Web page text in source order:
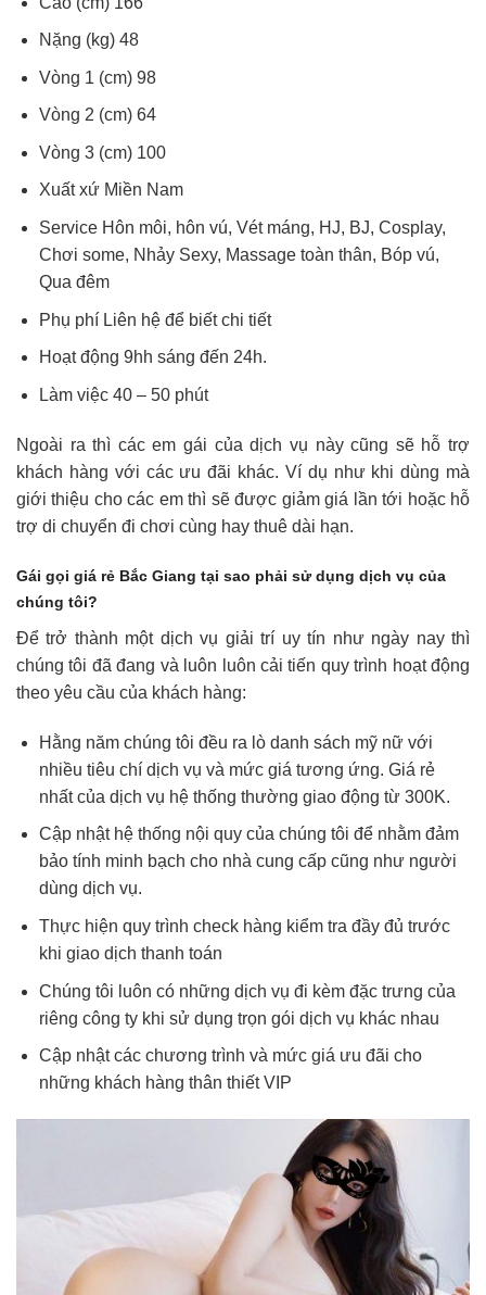
Nặng (kg) 48
Vòng 1 (cm) 98
Vòng 2 (cm) 64
Vòng 3 (cm) 100
Xuất xứ Miền Nam
Service Hôn môi, hôn vú, Vét máng, HJ, BJ, Cosplay,
Chơi some, Nhảy Sexy, Massage toàn thân, Bóp vú,
Qua đêm
Phụ phí Liên hệ để biết chi tiết
Hoạt động 9hh sáng đến 24h.
Làm việc 40 – 50 phút
Ngoài ra thì các em gái của dịch vụ này cũng sẽ hỗ trợ
khách hàng với các ưu đãi khác. Ví dụ như khi dùng mà
giới thiệu cho các em thì sẽ được giảm giá lần tới hoặc hỗ
trợ di chuyển đi chơi cùng hay thuê dài hạn.
Gái gọi giá rẻ Bắc Giang tại sao phải sử dụng dịch vụ của
chúng tôi?
Để trở thành một dịch vụ giải trí uy tín như ngày nay thì
chúng tôi đã đang và luôn luôn cải tiến quy trình hoạt động
theo yêu cầu của khách hàng:
Hằng năm chúng tôi đều ra lò danh sách mỹ nữ với
nhiều tiêu chí dịch vụ và mức giá tương ứng. Giá rẻ
nhất của dịch vụ hệ thống thường giao động từ 300K.
Cập nhật hệ thống nội quy của chúng tôi để nhằm đảm
bảo tính minh bạch cho nhà cung cấp cũng như người
dùng dịch vụ.
Thực hiện quy trình check hàng kiểm tra đầy đủ trước
khi giao dịch thanh toán
Chúng tôi luôn có những dịch vụ đi kèm đặc trưng của
riêng công ty khi sử dụng trọn gói dịch vụ khác nhau
Cập nhật các chương trình và mức giá ưu đãi cho
những khách hàng thân thiết VIP